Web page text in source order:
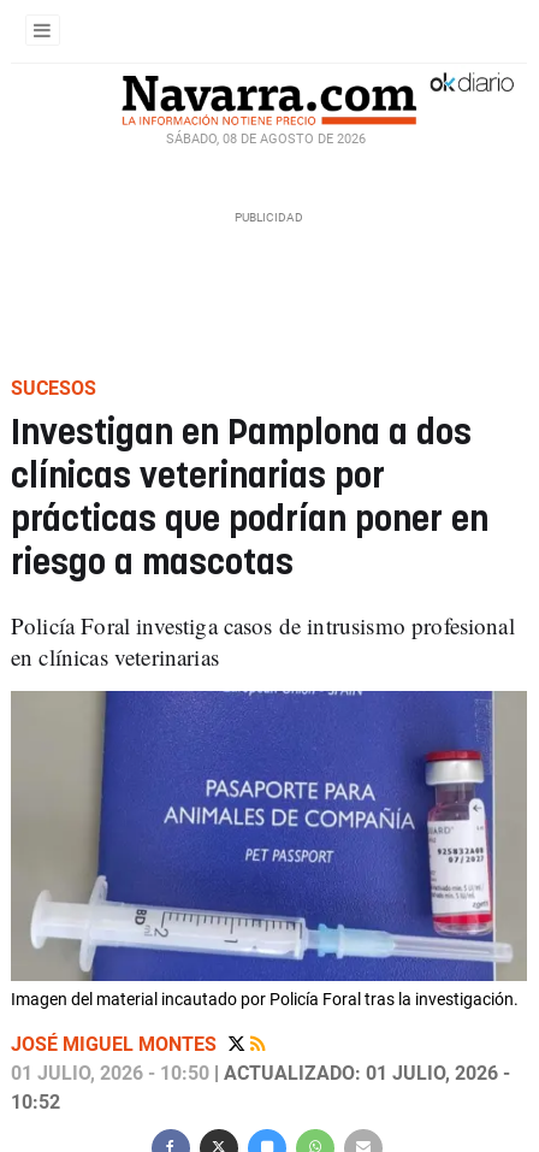
SÁBADO, 08 DE AGOSTO DE 2026
SUCESOS
Investigan en Pamplona a dos
clínicas veterinarias por
prácticas que podrían poner en
riesgo a mascotas
Policía Foral investiga casos de intrusismo profesional
en clínicas veterinarias
Imagen del material incautado por Policía Foral tras la investigación.
JOSÉ MIGUEL MONTES
01 JULIO, 2026 - 10:50 | ACTUALIZADO: 01 JULIO, 2026 -
10:52